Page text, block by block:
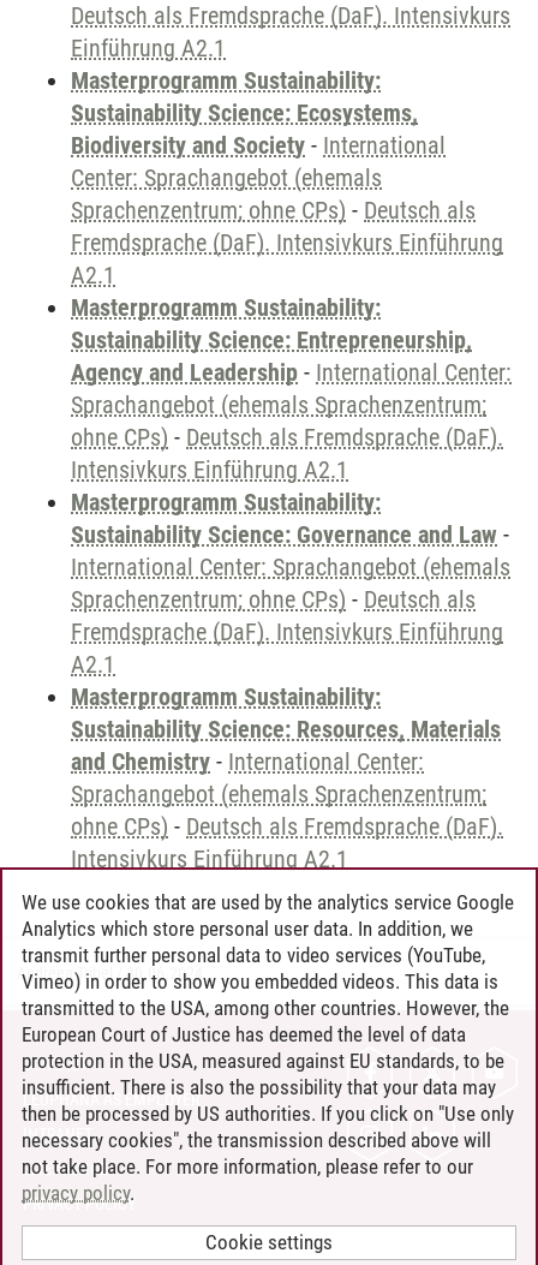
Deutsch als Fremdsprache (DaF). Intensivkurs
Einführung A2.1
Masterprogramm Sustainability:
Sustainability Science: Ecosystems,
Biodiversity and Society - International
Center: Sprachangebot (ehemals
Sprachenzentrum; ohne CPs) - Deutsch als
Fremdsprache (DaF). Intensivkurs Einführung
A2.1
Masterprogramm Sustainability:
Sustainability Science: Entrepreneurship,
Agency and Leadership - International Center:
Sprachangebot (ehemals Sprachenzentrum;
ohne CPs) - Deutsch als Fremdsprache (DaF).
Intensivkurs Einführung A2.1
Masterprogramm Sustainability:
Sustainability Science: Governance and Law -
International Center: Sprachangebot (ehemals
Sprachenzentrum; ohne CPs) - Deutsch als
Fremdsprache (DaF). Intensivkurs Einführung
A2.1
Masterprogramm Sustainability:
Sustainability Science: Resources, Materials
and Chemistry - International Center:
Sprachangebot (ehemals Sprachenzentrum;
ohne CPs) - Deutsch als Fremdsprache (DaF).
Intensivkurs Einführung A2.1
Andreea Tribel 30.06.2024
CONTACT
LEUPHANA AS EMPLOYER
INTRANET
SITE NOTICE
PRIVACY POLICY
We use cookies that are used by the analytics service Google
Analytics which store personal user data. In addition, we
transmit further personal data to video services (YouTube,
Vimeo) in order to show you embedded videos. This data is
transmitted to the USA, among other countries. However, the
European Court of Justice has deemed the level of data
protection in the USA, measured against EU standards, to be
insufficient. There is also the possibility that your data may
then be processed by US authorities. If you click on "Use only
necessary cookies", the transmission described above will
not take place. For more information, please refer to our
privacy policy.
Cookie settings